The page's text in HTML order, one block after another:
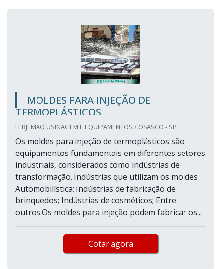
MOLDES PARA INJEÇÃO DE
TERMOPLÁSTICOS
FERJEMAQ USINAGEM E EQUIPAMENTOS / OSASCO - SP
Os moldes para injeção de termoplásticos são
equipamentos fundamentais em diferentes setores
industriais, considerados como indústrias de
transformação. Indústrias que utilizam os moldes
Automobilística; Indústrias de fabricação de
brinquedos; Indústrias de cosméticos; Entre
outros.Os moldes para injeção podem fabricar os...
Cotar agora